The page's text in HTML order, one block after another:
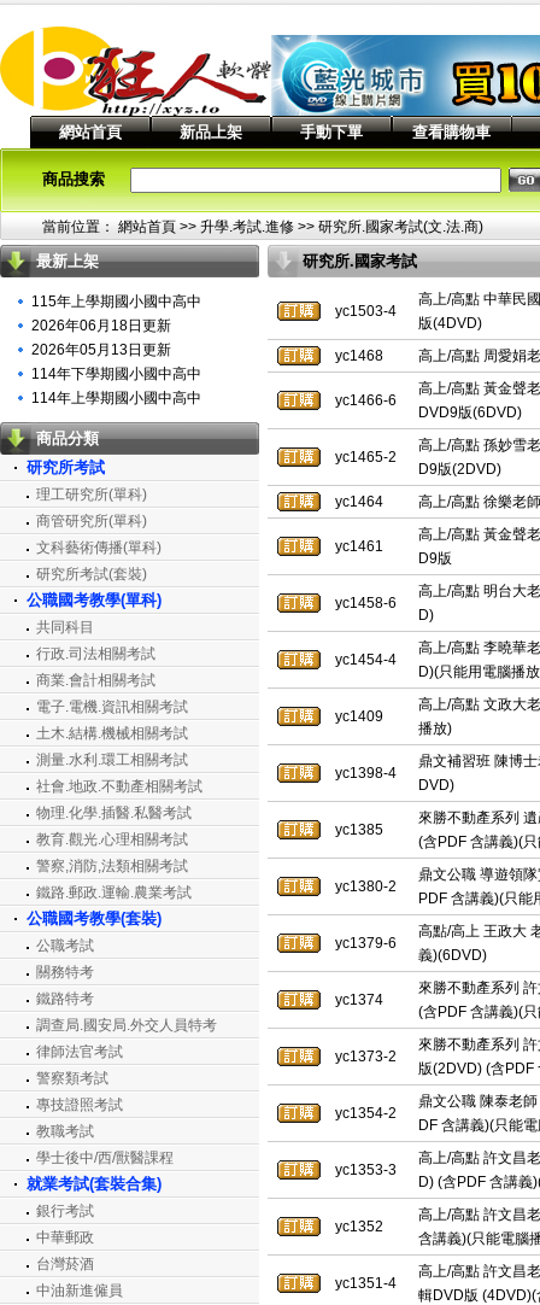
網站首頁 新品上架 手動下單 查看購物車
商品搜索
當前位置： 網站首頁 >> 升學.考試.進修 >> 研究所.國家考試(文.法.商)
最新上架
115年上學期國小國中高中
2026年06月18日更新
2026年05月13日更新
114年下學期國小國中高中
114年上學期國小國中高中
商品分類
研究所考試
理工研究所(單科)
商管研究所(單科)
文科藝術傳播(單科)
研究所考試(套裝)
公職國考教學(單科)
共同科目
行政.司法相關考試
商業.會計相關考試
電子.電機.資訊相關考試
土木.結構.機械相關考試
測量.水利.環工相關考試
社會.地政.不動產相關考試
物理.化學.插醫.私醫考試
教育.觀光.心理相關考試
警察,消防,法類相關考試
鐵路.郵政.運輸.農業考試
公職國考教學(套裝)
公職考試
關務特考
鐵路特考
調查局.國安局.外交人員特考
律師法官考試
警察類考試
專技證照考試
教職考試
學士後中/西/獸醫課程
就業考試(套裝合集)
銀行考試
中華郵政
台灣菸酒
中油新進僱員
研究所.國家考試
yc1503-4
高上/高點 中華民
版(4DVD)
yc1468
高上/高點 周愛娟
yc1466-6
高上/高點 黃金聲
DVD9版(6DVD)
yc1465-2
高上/高點 孫妙雪
D9版(2DVD)
yc1464
高上/高點 徐樂老
yc1461
高上/高點 黃金聲
D9版
yc1458-6
高上/高點 明台大
D)
yc1454-4
高上/高點 李曉華
D)(只能用電腦播
yc1409
高上/高點 文政大
播放)
yc1398-4
鼎文補習班 陳博
DVD)
yc1385
來勝不動產系列
(含PDF 含講義)(
yc1380-2
鼎文公職 導遊領
PDF 含講義)(只能
yc1379-6
高點/高上 王政大
義)(6DVD)
yc1374
來勝不動產系列
(含PDF 含講義)(
yc1373-2
來勝不動產系列
版(2DVD) (含PDF
yc1354-2
鼎文公職 陳泰老
DF 含講義)(只能
yc1353-3
高上/高點 許文昌
D) (含PDF 含講義
yc1352
高上/高點 許文昌
含講義)(只能電腦
yc1351-4
高上/高點 許文昌
輯DVD版